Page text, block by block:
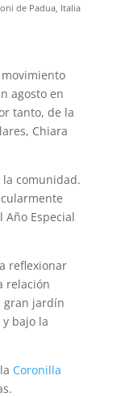
de Padua, Italia
agosto en
tanto, de la
Chiara
comunidad.
Especial
reflexionar
relación
gran jardín
bajo la
Coronilla